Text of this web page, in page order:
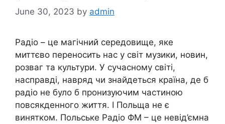
June 30, 2023 by admin
Радіо – це магічний середовище, яке
миттєво переносить нас у світ музики, новин,
розваг та культури. У сучасному світі,
насправді, навряд чи знайдеться країна, де б
радіо не було б пронизуючим частиною
повсякденного життя. І Польща не є
винятком. Польське Радіо ФМ – це невід’ємна